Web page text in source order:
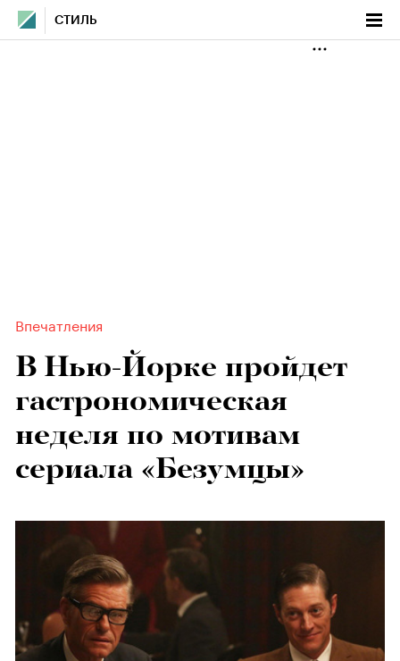
СТИЛЬ
Впечатления
В Нью-Йорке пройдет
гастрономическая
неделя по мотивам
сериала «Безумцы»